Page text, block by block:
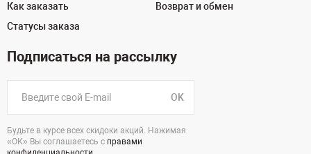
Как заказать
Статусы заказа
Возврат и обмен
Подписаться на рассылку
OK
Будьте в курсе всех скидоки акций. Нажимая
«ОК» Вы соглашаетесь с правами